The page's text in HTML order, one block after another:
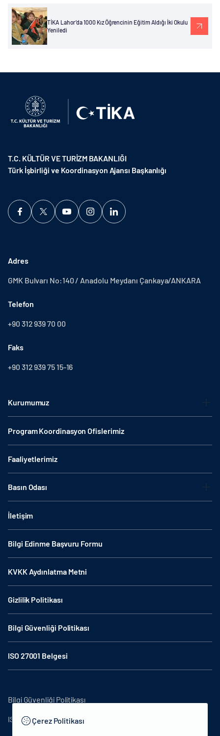
TİKA Lahor’da 1000 Kız Öğrencinin Eğitim Aldığı İki Okulu
Yeniledi
T.C. KÜLTÜR VE TURİZM BAKANLIĞI
Türk İşbirliği ve Koordinasyon Ajansı Başkanlığı
Adres
GMK Bulvarı No:140 / Anadolu Meydanı Çankaya/ANKARA
Telefon
+90 312 939 70 00
Faks
+90 312 939 75 15-16
Kurumumuz
Program Koordinasyon Ofislerimiz
Faaliyetlerimiz
Basın Odası
İletişim
Bilgi Edinme Başvuru Formu
KVKK Aydınlatma Metni
Gizlilik Politikası
Bilgi Güvenliği Politikası
ISO 27001 Belgesi
Bilgi Güvenliği Politikası
ISO27001Çerez Politikası